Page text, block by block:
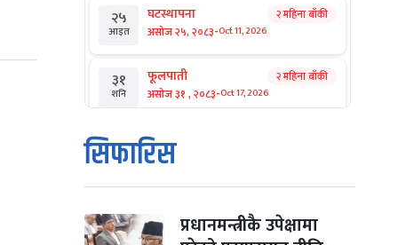
२५
आइत
घटस्थापना
असोज २५, २०८३-Oct 11, 2026
२ महिना बाँकी
३१
शनि
फूलपाती
असोज ३१ , २०८३-Oct 17, 2026
२ महिना बाँकी
१
आइत
कार्तिक सङ्क्रान्ति
कार्तिक १, २०८३
मंगल कार्तिक ३, २०८३-Oct 20, 2026
सिफारिस
प्रधानमन्त्रीकै उपेक्षामा